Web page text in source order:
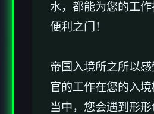
水，都能为您的工
便利之门！
帝国入境所之所以
官的工作在您的入
当中，您会遇到形